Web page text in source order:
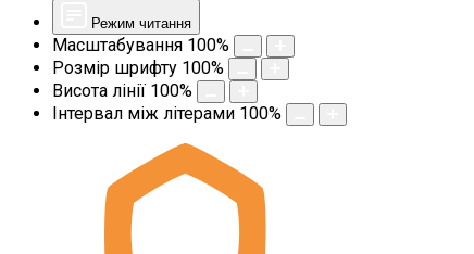
Режим читання
Масштабування 100%
Розмір шрифту 100%
Висота лінії 100%
Інтервал між літерами 100%